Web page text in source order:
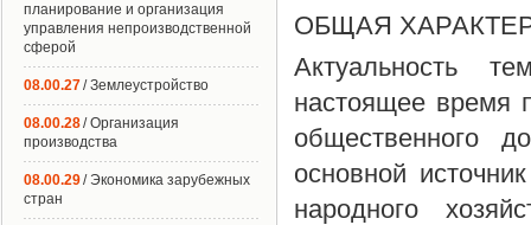
ОБЩАЯ
Актуальность
настоящее время
общественного
основной
народного
планирование и организация
управления непроизводственной
сферой
08.00.27/ Землеустройство
08.00.28/ Организация
производства
08.00.29/ Экономика зарубежных
стран